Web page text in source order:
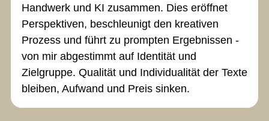
Handwerk und KI zusammen. Dies eröffnet
Perspektiven, beschleunigt den kreativen
Prozess und führt zu prompten Ergebnissen -
von mir abgestimmt auf Identität und
Zielgruppe. Qualität und Individualität der Texte
bleiben, Aufwand und Preis sinken.